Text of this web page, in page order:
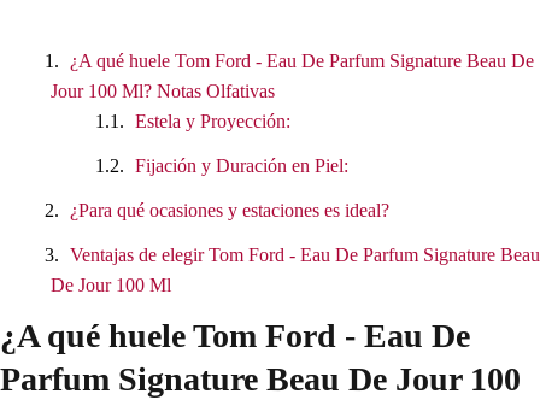
¿A qué huele Tom Ford - Eau De Parfum Signature Beau De
Jour 100 Ml? Notas Olfativas
Estela y Proyección:
Fijación y Duración en Piel:
¿Para qué ocasiones y estaciones es ideal?
Ventajas de elegir Tom Ford - Eau De Parfum Signature Beau
De Jour 100 Ml
¿A qué huele Tom Ford - Eau De
Parfum Signature Beau De Jour 100